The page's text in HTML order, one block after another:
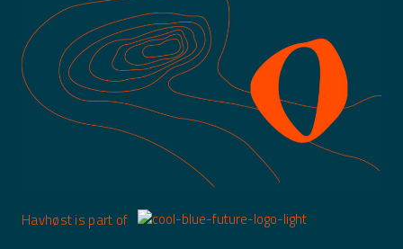
Havhøst is part of